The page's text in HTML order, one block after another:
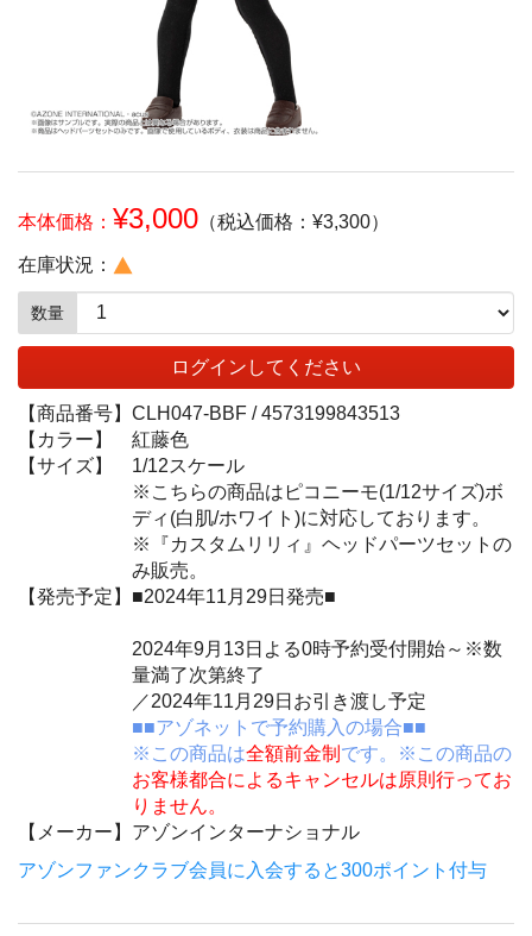
本体価格： ¥3,000 （税込価格：¥3,300）
在庫状況：
数量
ログインしてください
【商品番号】 CLH047-BBF /4573199843513
【カラー】
紅藤色
【サイズ】
1/12スケール
※こちらの商品はピコニーモ(1/12サイズ)ボ
ディ(白肌/ホワイト)に対応しております。
※『カスタムリリィ』ヘッドパーツセットの
み販売。
【発売予定】 ■2024年11月29日発売■
2024年9月13日よる0時予約受付開始～※数
量満了次第終了
／2024年11月29日お引き渡し予定
■■アゾネットで予約購入の場合■■
※この商品は全額前金制 です。※この商品の
お客様都合によるキャンセルは原則行ってお
りません。
【メーカー】 アゾンインターナショナル
アゾンファンクラブ会員に入会すると300ポイント付与